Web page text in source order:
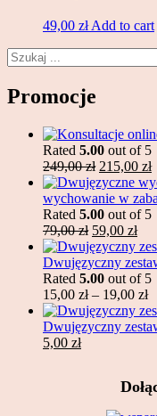
49,00 zł Add to cart
Search
Promocje
Rated 5.00 out of 5
249,00zł Original
price
was:
249,00 zł.
215,00 zł
wychowanie w
Rated 5.00 out of 5
79,00zł Original
price
was:
79,00 zł.
59,00 zł
is:
Dwujęzyczny
Rated 5.00 out of 5
15,00 zł – 19,00 zł
Dwujęzyczny
Original
5,00 złCurrent
5,00 zł.